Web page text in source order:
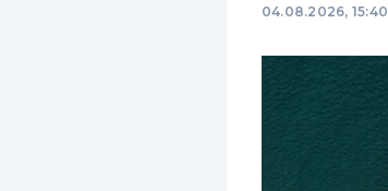
04.08.2026, 15:40